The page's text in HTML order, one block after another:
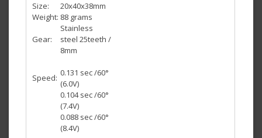
Size:
20x40x38mm
Weight: 88 grams
Gear:
Stainless
steel 25teeth /
8mm
Speed: 0.131 sec /60°
(6.0V)
0.104 sec /60°
(7.4V)
0.088 sec /60°
(8.4V)